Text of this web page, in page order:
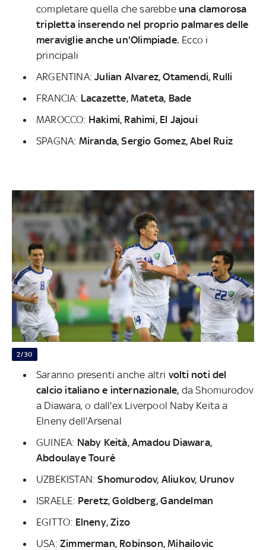
completare quella che sarebbe una clamorosa
tripletta inserendo nel proprio palmares delle
meraviglie anche un'Olimpiade. Ecco i
principali
ARGENTINA:Julian Alvarez, Otamendi, Rulli
FRANCIA: Lacazette, Mateta, Bade
MAROCCO: Hakimi, Rahimi, El Jajoui
SPAGNA: Miranda, Sergio Gomez, Abel Ruiz
2/30
Saranno presenti anche altri volti noti del
calcio italiano e internazionale, da Shomurodov
a Diawara, o dall'ex Liverpool Naby Keita a
Elneny dell'Arsenal
GUINEA: Naby Keità, Amadou Diawara,
Abdoulaye Touré
UZBEKISTAN:Shomurodov, Aliukov, Urunov
ISRAELE: Peretz, Goldberg, Gandelman
EGITTO: Elneny, Zizo
USA: Zimmerman, Robinson, Mihailovic